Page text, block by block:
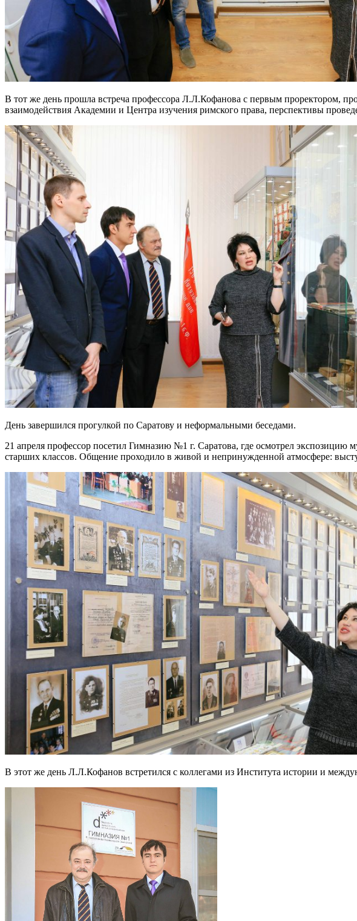
В тот же день прошла встреча профессора Л.Л.Кофанова с первым проректором,
взаимодействия Академии и Центра изучения римского права, перспективы
День завершился прогулкой по Саратову и неформальными беседами.
21 апреля профессор посетил Гимназию №1 г. Саратова, где осмотрел
старших классов. Общение проходило в живой и непринужденной атмосфере:
В этот же день Л.Л.Кофанов встретился с коллегами из Института истории и